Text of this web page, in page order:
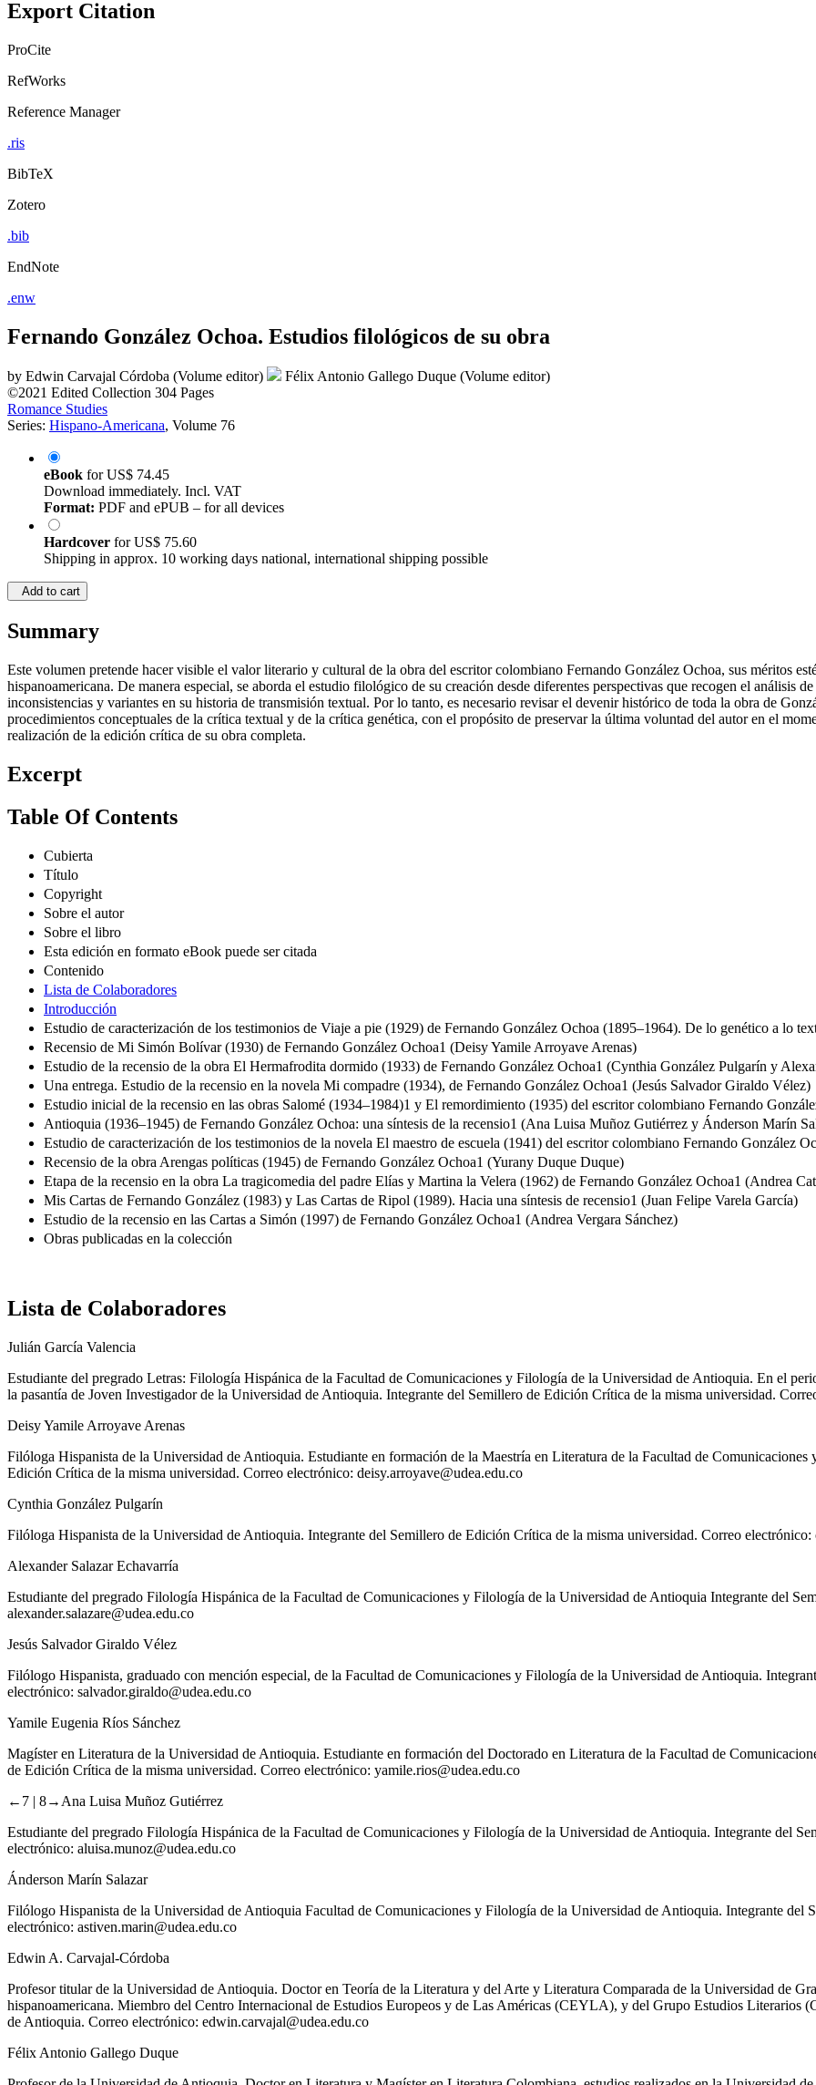
Export Citation
ProCite
RefWorks
Reference Manager
.ris
BibTeX
Zotero
.bib
EndNote
.enw
Fernando González Ochoa. Estudios filológicos de su obra
by Edwin Carvajal Córdoba (Volume editor)
Félix Antonio Gallego Duque (Volume editor)
©2021 Edited Collection 304 Pages
Romance Studies
Series: Hispano-Americana, Volume 76
eBook forUS$ 74.45
Download immediately. Incl. VAT
Format: PDF and ePUB – for all devices
Hardcover forUS$ 75.60
Shipping in approx. 10 working days national, international shipping possible
Add to cart
Summary
Este volumen pretende hacer visible el valor literario y cultural de la obra del escritor colombiano Fernando González Ochoa, sus méritos
hispanoamericana. De manera especial, se aborda el estudio filológico de su creación desde diferentes perspectivas que recogen el análisis
inconsistencias y variantes en su historia de transmisión textual. Por lo tanto, es necesario revisar el devenir histórico de toda la obra de
procedimientos conceptuales de la crítica textual y de la crítica genética, con el propósito de preservar la última voluntad del autor en el
realización de la edición crítica de su obra completa.
Excerpt
Table Of Contents
Cubierta
Título
Copyright
Sobre el autor
Sobre el libro
Esta edición en formato eBook puede ser citada
Contenido
Lista de Colaboradores
Introducción
Estudio de caracterización de los testimonios de Viaje a pie (1929) de Fernando González Ochoa (1895–1964). De lo genético a lo
Recensio de Mi Simón Bolívar (1930) de Fernando González Ochoa1 (Deisy Yamile Arroyave Arenas)
Estudio de la recensio de la obra El Hermafrodita dormido (1933) de Fernando González Ochoa1 (Cynthia González Pulgarín y
Una entrega. Estudio de la recensio en la novela Mi compadre (1934), de Fernando González Ochoa1 (Jesús Salvador Giraldo Vélez)
Estudio inicial de la recensio en las obras Salomé (1934–1984)1 y El remordimiento (1935) del escritor colombiano Fernando
Antioquia (1936–1945) de Fernando González Ochoa: una síntesis de la recensio1 (Ana Luisa Muñoz Gutiérrez y Ánderson Marín
Estudio de caracterización de los testimonios de la novela El maestro de escuela (1941) del escritor colombiano Fernando
Recensio de la obra Arengas políticas (1945) de Fernando González Ochoa1 (Yurany Duque Duque)
Etapa de la recensio en la obra La tragicomedia del padre Elías y Martina la Velera (1962) de Fernando González Ochoa1 (Andrea
Mis Cartas de Fernando González (1983) y Las Cartas de Ripol (1989). Hacia una síntesis de recensio1 (Juan Felipe Varela García)
Estudio de la recensio en las Cartas a Simón (1997) de Fernando González Ochoa1 (Andrea Vergara Sánchez)
Obras publicadas en la colección
Lista de Colaboradores
Julián García Valencia
Estudiante del pregrado Letras: Filología Hispánica de la Facultad de Comunicaciones y Filología de la Universidad de Antioquia. En el
la pasantía de Joven Investigador de la Universidad de Antioquia. Integrante del Semillero de Edición Crítica de la misma universidad.
Deisy Yamile Arroyave Arenas
Filóloga Hispanista de la Universidad de Antioquia. Estudiante en formación de la Maestría en Literatura de la Facultad de
Edición Crítica de la misma universidad. Correo electrónico: deisy.arroyave@udea.edu.co
Cynthia González Pulgarín
Filóloga Hispanista de la Universidad de Antioquia. Integrante del Semillero de Edición Crítica de la misma universidad. Correo electrónico:
Alexander Salazar Echavarría
Estudiante del pregrado Filología Hispánica de la Facultad de Comunicaciones y Filología de la Universidad de Antioquia Integrante del
alexander.salazare@udea.edu.co
Jesús Salvador Giraldo Vélez
Filólogo Hispanista, graduado con mención especial, de la Facultad de Comunicaciones y Filología de la Universidad de Antioquia.
electrónico: salvador.giraldo@udea.edu.co
Yamile Eugenia Ríos Sánchez
Magíster en Literatura de la Universidad de Antioquia. Estudiante en formación del Doctorado en Literatura de la Facultad de
de Edición Crítica de la misma universidad. Correo electrónico: yamile.rios@udea.edu.co
←7 | 8→ Ana Luisa Muñoz Gutiérrez
Estudiante del pregrado Filología Hispánica de la Facultad de Comunicaciones y Filología de la Universidad de Antioquia. Integrante del
electrónico: aluisa.munoz@udea.edu.co
Ánderson Marín Salazar
Filólogo Hispanista de la Universidad de Antioquia Facultad de Comunicaciones y Filología de la Universidad de Antioquia. Integrante del
electrónico: astiven.marin@udea.edu.co
Edwin A. Carvajal-Córdoba
Profesor titular de la Universidad de Antioquia. Doctor en Teoría de la Literatura y del Arte y Literatura Comparada de la Universidad de
hispanoamericana. Miembro del Centro Internacional de Estudios Europeos y de Las Américas (CEYLA), y del Grupo Estudios Literarios
de Antioquia. Correo electrónico: edwin.carvajal@udea.edu.co
Félix Antonio Gallego Duque